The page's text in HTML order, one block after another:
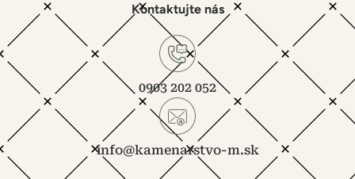
Kontaktujte nás
0903 202 052
info@kamenarstvo-m.sk